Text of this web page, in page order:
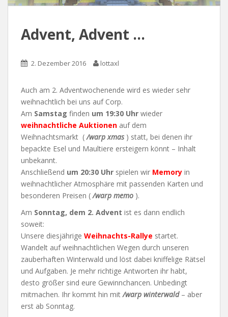
Advent, Advent …
2. Dezember 2016 lottaxl
Auch am 2. Adventwochenende wird es wieder sehr
weihnachtlich bei uns auf Corp.
Am Samstag finden um 19:30 Uhr wieder
weihnachtliche Auktionen auf dem
Weihnachtsmarkt ( /warp xmas) statt, bei denen ihr
bepackte Esel und Maultiere ersteigern könnt – Inhalt
unbekannt.
Anschließend um 20:30 Uhr spielen wir Memory in
weihnachtlicher Atmosphäre mit passenden Karten und
besonderen Preisen ( /warp memo ).
Am Sonntag, dem 2. Advent ist es dann endlich
soweit:
Unsere diesjährige Weihnachts-Rallye startet.
Wandelt auf weihnachtlichen Wegen durch unseren
zauberhaften Winterwald und löst dabei kniffelige Rätsel
und Aufgaben. Je mehr richtige Antworten ihr habt,
desto größer sind eure Gewinnchancen. Unbedingt
mitmachen. Ihr kommt hin mit /warp winterwald– aber
erst ab Sonntag.